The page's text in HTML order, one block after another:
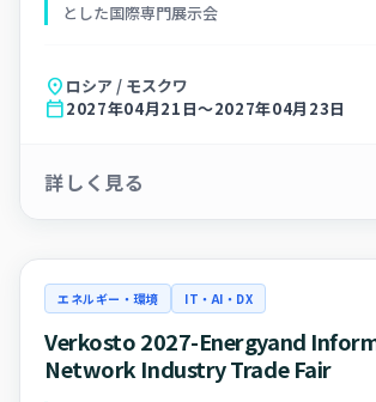
とした国際専門展示会
location_on ロシア / モスクワ
calendar_today2027年04月21日～2027年04月23日
詳しく見る
エネルギー・環境 IT・AI・DX
Verkosto 2027-Energyand
Network Industry Trade Fair